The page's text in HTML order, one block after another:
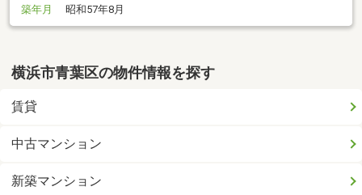
築年月
昭和57年8月
横浜市青葉区の物件情報を探す
賃貸
中古マンション
新築マンション